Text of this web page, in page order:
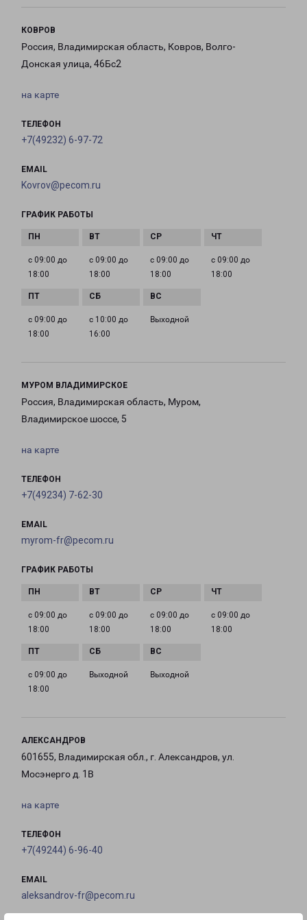
КОВРОВ
Россия, Владимирская область, Ковров, Волго-
Донская улица, 46Бс2
на карте
ТЕЛЕФОН
+7(49232) 6-97-72
EMAIL
Kovrov@pecom.ru
ГРАФИК РАБОТЫ
с 09:00 до
18:00
с 09:00 до
18:00
с 09:00 до
18:00
с 09:00 до
18:00
с 09:00 до
18:00
с 10:00 до
16:00
Выходной
МУРОМ ВЛАДИМИРСКОЕ
Россия, Владимирская область, Муром,
Владимирское шоссе, 5
на карте
ТЕЛЕФОН
+7(49234) 7-62-30
EMAIL
myrom-fr@pecom.ru
ГРАФИК РАБОТЫ
с 09:00 до
18:00
с 09:00 до
18:00
с 09:00 до
18:00
с 09:00 до
18:00
с 09:00 до
18:00
Выходной Выходной
АЛЕКСАНДРОВ
601655, Владимирская обл., г. Александров, ул.
Мосэнерго д. 1В
на карте
ТЕЛЕФОН
+7(49244) 6-96-40
EMAIL
aleksandrov-fr@pecom.ru